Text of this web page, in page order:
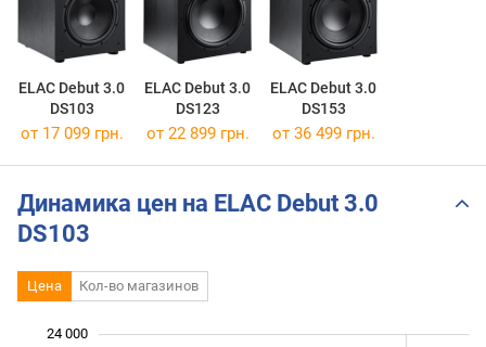
ELAC Debut 3.0
DS103
ELAC Debut 3.0
DS123
ELAC Debut 3.0
DS153
от 17 099 грн. от 22 899 грн. от 36 499 грн.
Динамика цен на ELAC Debut 3.0
DS103
Цена Кол-во магазинов
24 000